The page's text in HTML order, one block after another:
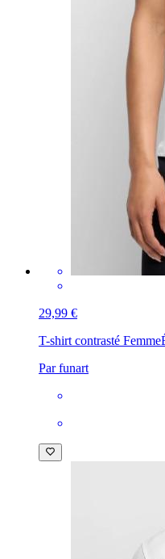
29,99 €
T-shirt contrasté Femme
Par funart